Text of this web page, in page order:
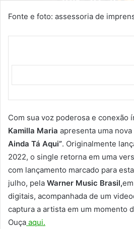
Fonte e foto: assessoria de
Com sua voz poderosa e conexão
Kamilla Maria apresenta uma
Ainda Tá Aqui”. Originalmente
2022, o single retorna em uma
com lançamento marcado para
julho, pela Warner Music Brasil,
digitais, acompanhada de um
captura a artista em um momento
Ouça aqui.